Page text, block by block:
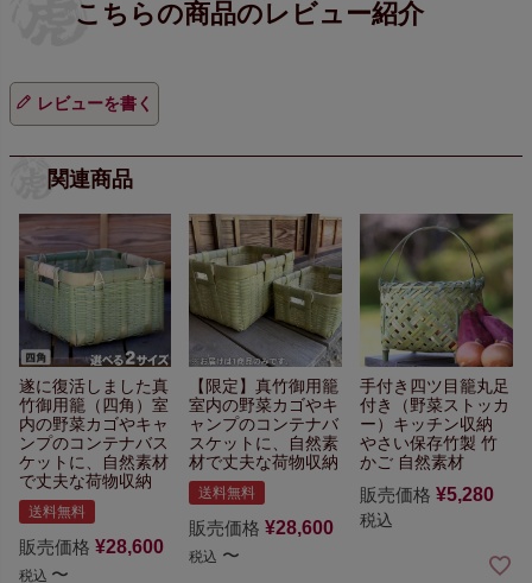
レビューを書く
関連商品
遂に復活しました真
竹御用籠（四角） 室
内の野菜カゴやキャ
ンプのコンテナバス
ケットに、
自然素材
で丈夫な荷物収納
送料無料
販売価格 ¥28,600
税込 〜
【限定】真竹御用籠
室内の野菜カゴやキ
ャンプのコンテナバ
スケットに、 自然素
材で丈夫な荷物収納
送料無料
販売価格 ¥28,600
税込 〜
手付き四ツ目籠丸足
付き（野菜ストッカ
ー） キッチン収納
やさい保存竹製 竹
かご 自然素材
販売価格 ¥5,280
税込